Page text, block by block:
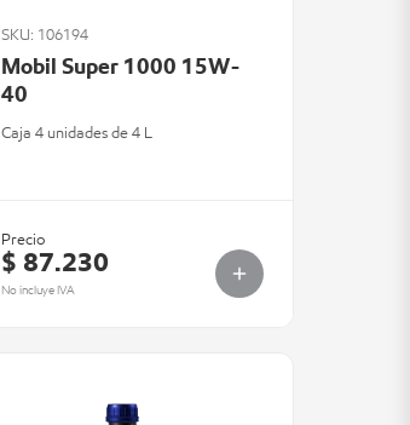
SKU: 106194
Mobil Super 1000 15W-
40
Caja 4 unidades de 4 L
Precio
$ 87.230
No incluye IVA